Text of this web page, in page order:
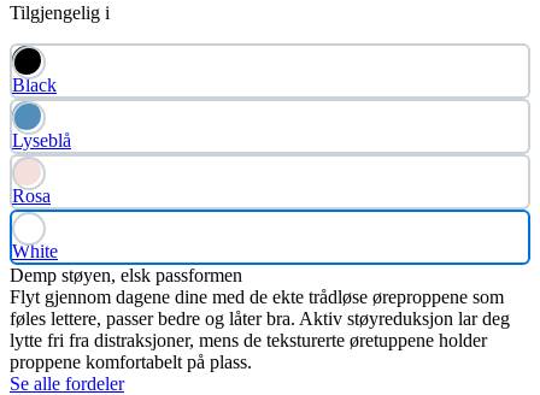
Tilgjengelig i
Black
Lyseblå
Rosa
White
Demp støyen, elsk passformen
Flyt gjennom dagene dine med de ekte trådløse øreproppene som
føles lettere, passer bedre og låter bra. Aktiv støyreduksjon lar deg
lytte fri fra distraksjoner, mens de teksturerte øretuppene holder
proppene komfortabelt på plass.
Se alle fordeler